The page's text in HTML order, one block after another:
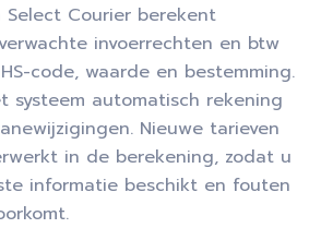
Courier berekent
invoerrechten en btw
code, waarde en bestemming.
systeem automatisch rekening
Nieuwe tarieven
in de berekening, zodat u
informatie beschikt en fouten